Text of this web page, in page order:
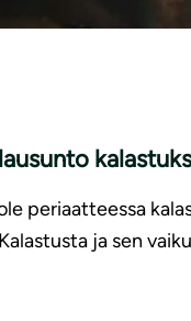
periaatteessa
ja sen